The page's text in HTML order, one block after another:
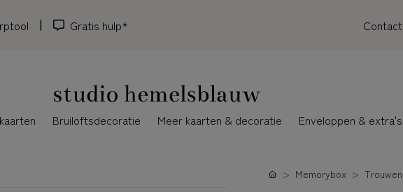
Gratis hulp* Contact
Bruiloftsdecoratie Meer kaarten & decoratie Enveloppen & extra's
Memorybox Trouwen